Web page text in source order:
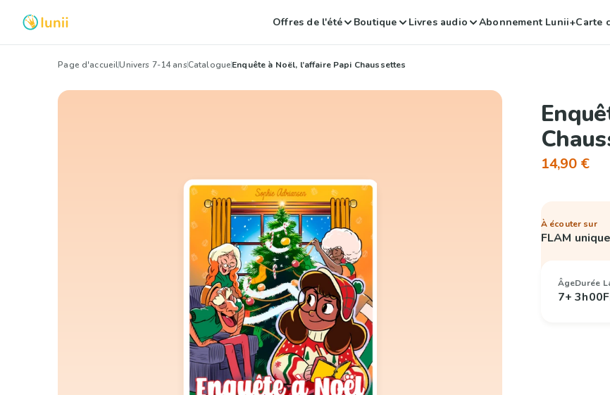
Offres de l'été Boutique Livres audio Abonnement Lunii+Carte
Page d'accueilUnivers 7-14 ansCatalogueEnquête à Noël, l’affaire Papi Chaussettes
14,90 €
À écouter sur
FLAM
Âge
7+
Durée
3h00